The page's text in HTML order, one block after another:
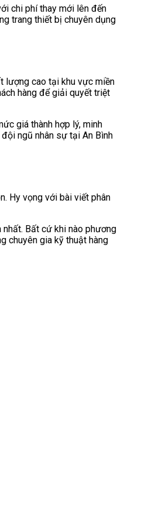
chi phí thay mới lên đến
trang thiết bị chuyên dụng
lượng cao tại khu vực miền
hàng để giải quyết triệt
giá thành hợp lý, minh
ngũ nhân sự tại An Bình
Hy vọng với bài viết phân
Bất cứ khi nào phương
chuyên gia kỹ thuật hàng